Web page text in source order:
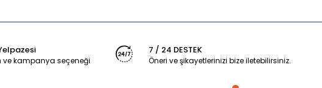
ve kampanya seçeneği
7 / 24 DESTEK
Öneri ve şikayetlerinizi bize iletebilirsiniz.